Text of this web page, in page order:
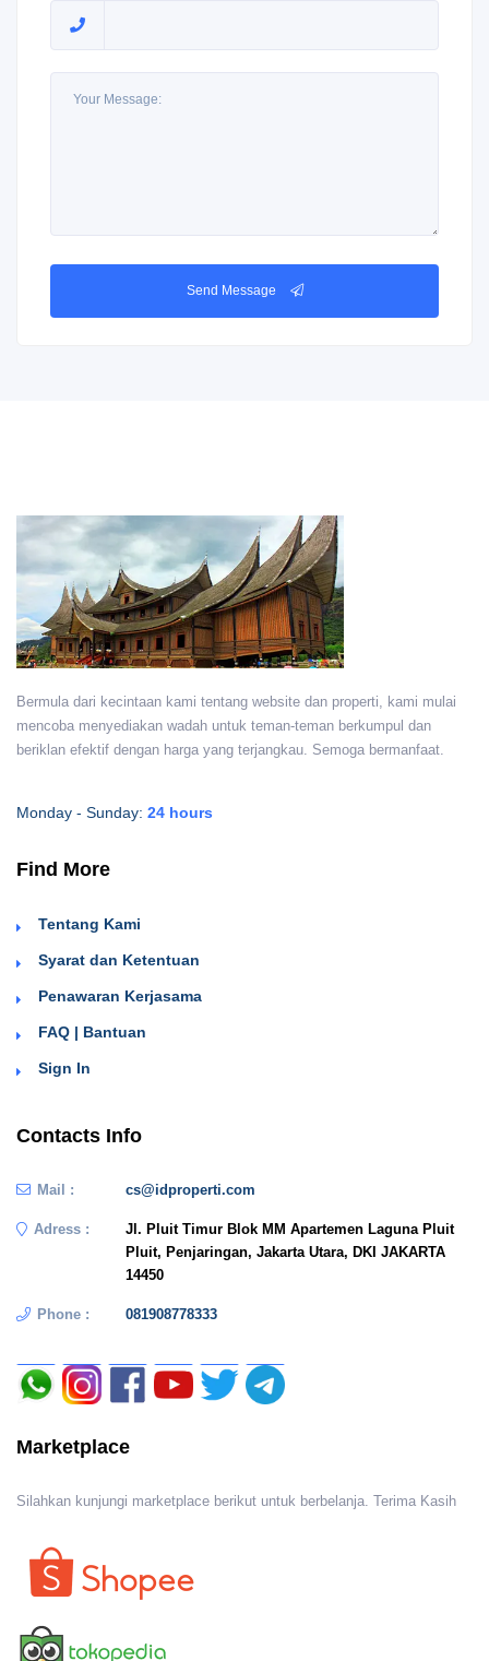
Send Message
Bermula dari kecintaan kami tentang website dan properti, kami mulai
mencoba menyediakan wadah untuk teman-teman berkumpul dan
beriklan efektif dengan harga yang terjangkau. Semoga bermanfaat.
Monday - Sunday: 24 hours
Find More
Tentang Kami
Syarat dan Ketentuan
Penawaran Kerjasama
FAQ | Bantuan
Sign In
Contacts Info
Mail : cs@idproperti.com
Adress :
Jl. Pluit Timur Blok MM Apartemen Laguna Pluit
Pluit, Penjaringan, Jakarta Utara, DKI JAKARTA
14450
Phone : 081908778333
Marketplace
Silahkan kunjungi marketplace berikut untuk berbelanja. Terima Kasih